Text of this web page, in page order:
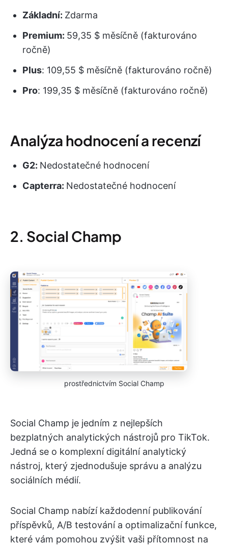
Základní: Zdarma
Premium: 59,35 $ měsíčně (fakturováno
ročně)
Plus: 109,55 $ měsíčně (fakturováno ročně)
Pro: 199,35 $ měsíčně (fakturováno ročně)
Analýza hodnocení a recenzí
G2: Nedostatečné hodnocení
Capterra: Nedostatečné hodnocení
2. Social Champ
prostřednictvím Social Champ
Social Champ je jedním z nejlepších
bezplatných analytických nástrojů pro TikTok.
Jedná se o komplexní digitální analytický
nástroj, který zjednodušuje správu a analýzu
sociálních médií.
Social Champ nabízí každodenní publikování
příspěvků, A/B testování a optimalizační funkce,
které vám pomohou zvýšit vaši přítomnost na